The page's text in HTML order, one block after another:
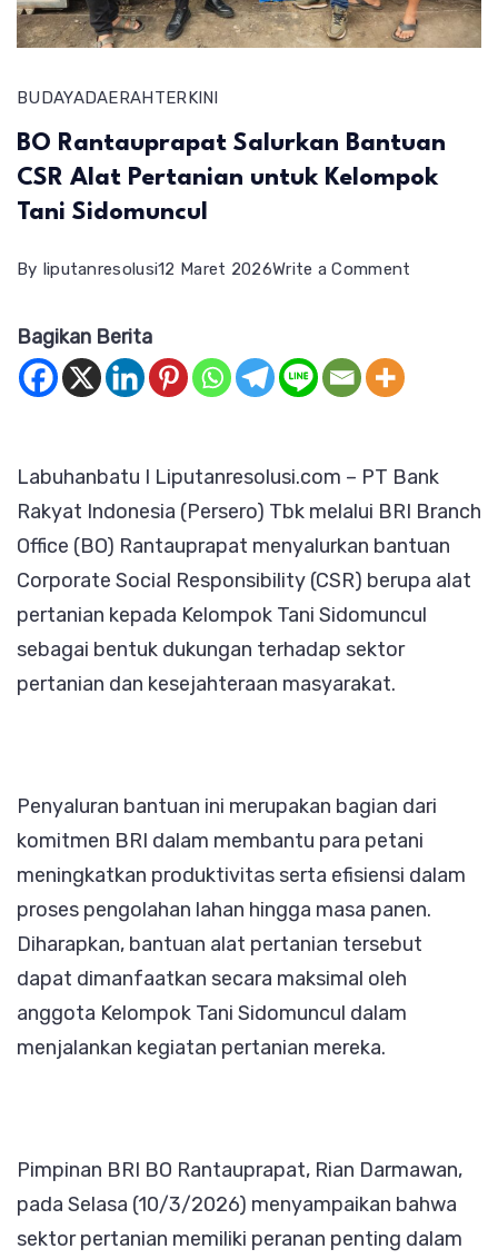
BUDAYADAERAHTERKINI
BO Rantauprapat Salurkan Bantuan
CSR Alat Pertanian untuk Kelompok
Tani Sidomuncul
By liputanresolusi12 Maret 2026Write a Comment
Alat
Pertanian
untuk
Kelompok
Tani
Bagikan Berita
Labuhanbatu I Liputanresolusi.com – PT Bank
Rakyat Indonesia (Persero) Tbk melalui BRI Branch
Office (BO) Rantauprapat menyalurkan bantuan
Corporate Social Responsibility (CSR) berupa alat
pertanian kepada Kelompok Tani Sidomuncul
sebagai bentuk dukungan terhadap sektor
pertanian dan kesejahteraan masyarakat.
Penyaluran bantuan ini merupakan bagian dari
komitmen BRI dalam membantu para petani
meningkatkan produktivitas serta efisiensi dalam
proses pengolahan lahan hingga masa panen.
Diharapkan, bantuan alat pertanian tersebut
dapat dimanfaatkan secara maksimal oleh
anggota Kelompok Tani Sidomuncul dalam
menjalankan kegiatan pertanian mereka.
Pimpinan BRI BO Rantauprapat, Rian Darmawan,
pada Selasa (10/3/2026) menyampaikan bahwa
sektor pertanian memiliki peranan penting dalam